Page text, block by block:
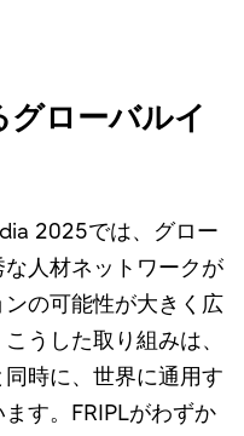
ローバルイ
2025では、グロー
人材ネットワークが
の可能性が大きく広
うした取り組みは、
時に、世界に通用す
す。FRIPLがわずか